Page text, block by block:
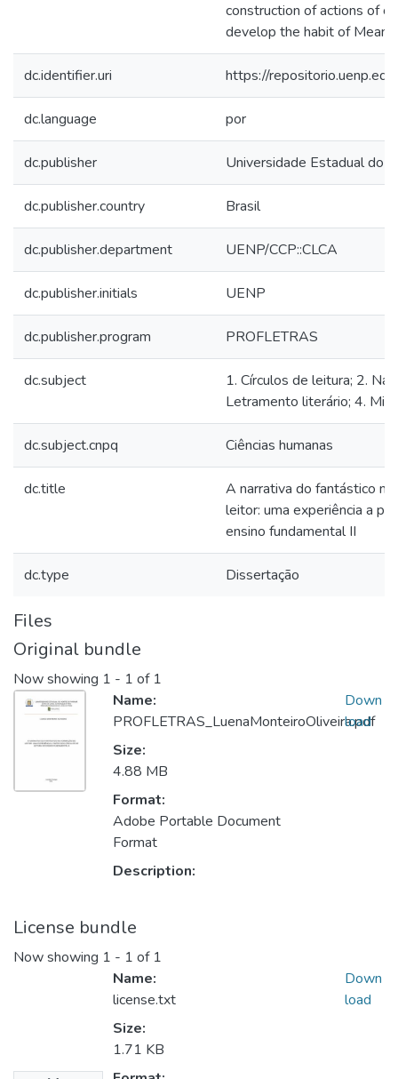
construction of actions of
develop the habit of
dc.identifier.uri https://
dc.language por
dc.publisher Universidade Estadual do
dc.publisher.country Brasil
dc.publisher.department UENP/CCP::CLCA
dc.publisher.initials UENP
dc.publisher.program PROFLETRAS
dc.subject
1. Círculos de leitura; 2.
Letramento literário; 4.
dc.subject.cnpq Ciências humanas
dc.title
A narrativa do fantástico
leitor: uma experiência a
ensino fundamental II
dc.type Dissertação
Files
Original bundle
Now showing 1 - 1 of 1
Name:
PROFLETRAS_LuenaMonteiroOliveira.pdf
Size:
4.88 MB
Format:
Adobe Portable Document
Format
Description:
Down
load
License bundle
Now showing 1 - 1 of 1
Name:
license.txt
Size:
1.71 KB
Down
load